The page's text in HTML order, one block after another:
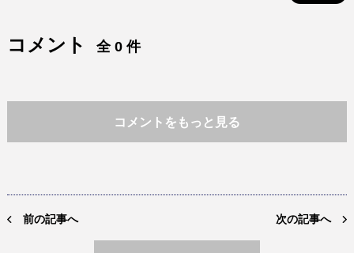
コメント 全 0 件
コメントをもっと見る
前の記事へ 次の記事へ